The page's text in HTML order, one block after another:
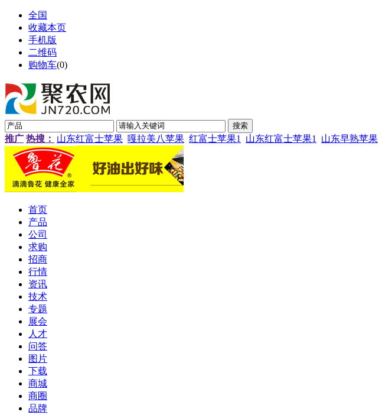
全国
收藏本页
手机版
二维码
购物车(0)
推广 热搜： 山东红富士苹果 嘎拉美八苹果 红富士苹果1 山东红富士苹果1 山东早熟苹果
首页
产品
公司
求购
招商
行情
资讯
技术
专题
展会
人才
问答
图片
下载
商城
商圈
品牌